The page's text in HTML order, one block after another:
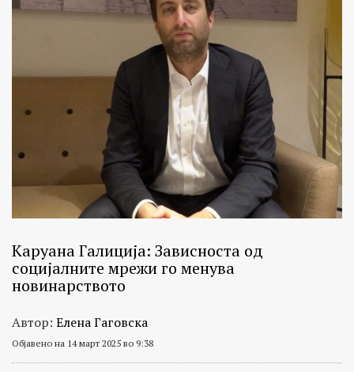
Каруана Галиција: Зависноста од
социјалните мрежи го менува
новинарството
Автор: Елена Гаговска
Објавено на 14 март 2025 во 9:38